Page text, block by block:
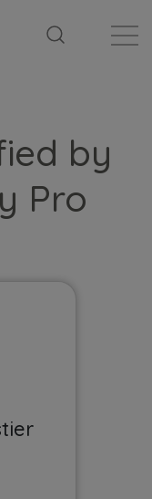
by
Pro